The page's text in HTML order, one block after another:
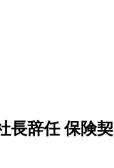
長辞任 保険契